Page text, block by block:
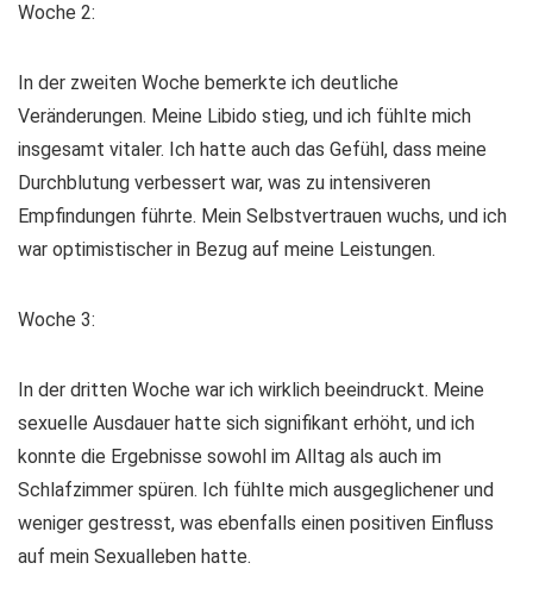
Woche 2:
In der zweiten Woche bemerkte ich deutliche
Veränderungen. Meine Libido stieg, und ich fühlte mich
insgesamt vitaler. Ich hatte auch das Gefühl, dass meine
Durchblutung verbessert war, was zu intensiveren
Empfindungen führte. Mein Selbstvertrauen wuchs, und ich
war optimistischer in Bezug auf meine Leistungen.
Woche 3:
In der dritten Woche war ich wirklich beeindruckt. Meine
sexuelle Ausdauer hatte sich signifikant erhöht, und ich
konnte die Ergebnisse sowohl im Alltag als auch im
Schlafzimmer spüren. Ich fühlte mich ausgeglichener und
weniger gestresst, was ebenfalls einen positiven Einfluss
auf mein Sexualleben hatte.